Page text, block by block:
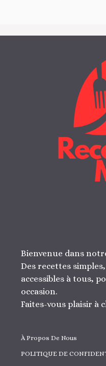
Bienvenue dans
Des recettes
accessibles à tous,
occasion.
Faites-vous plaisir à
À Propos De Nous
POLITIQUE DE